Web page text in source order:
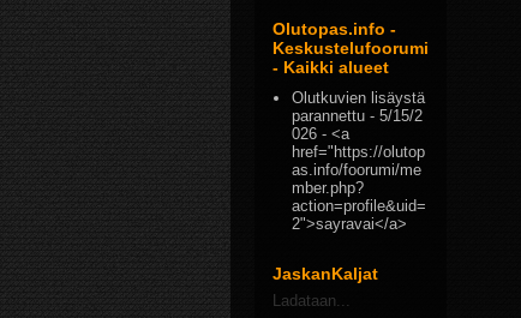
Olutopas.info -
Keskustelufoorumi
- Kaikki alueet
Olutkuvien lisäystä
parannettu - 5/15/2
026 - <a
href="https://olutop
as.info/foorumi/me
mber.php?
action=profile&uid=
2">sayravai</a>
JaskanKaljat
Ladataan...